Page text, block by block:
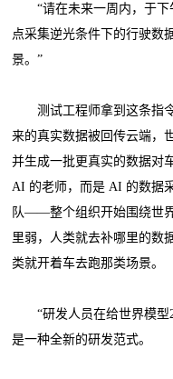
“请在未来一周内，于下
点采集逆光条件下的行驶数
景。”
测试工程师拿到这条指令
来的真实数据被回传云端，
并生成一批更真实的数据对
AI 的老师，而是 AI 的数据
队——整个组织开始围绕世
里弱，人类就去补哪里的数
类就开着车去跑那类场景。
“研发人员在给世界模型
是一种全新的研发范式。